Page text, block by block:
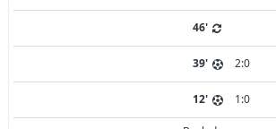
46'
39' 2:0
12' 1:0